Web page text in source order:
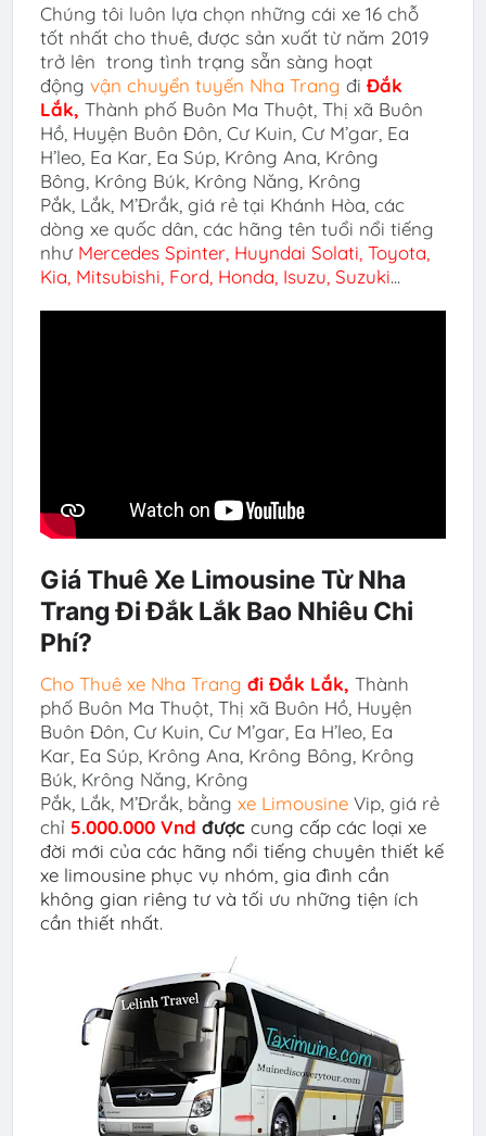
Chúng tôi luôn lựa chọn những cái xe 16 chỗ
tốt nhất cho thuê, được sản xuất từ năm 2019
trở lên trong tình trạng sẵn sàng hoạt
động vận chuyển tuyến Nha Trang đi Đắk
Lắk, Thành phố Buôn Ma Thuột, Thị xã Buôn
Hồ, Huyện Buôn Đôn, Cư Kuin, Cư M’gar, Ea
H’leo, Ea Kar, Ea Súp, Krông Ana, Krông
Bông, Krông Búk, Krông Năng, Krông
Pắk, Lắk, M’Đrắk, giá rẻ tại Khánh Hòa, các
dòng xe quốc dân, các hãng tên tuổi nổi tiếng
như Mercedes Spinter, Huyndai Solati, Toyota,
Kia, Mitsubishi, Ford, Honda, Isuzu, Suzuki...
Giá Thuê Xe Limousine Từ Nha
Trang Đi Đắk Lắk Bao Nhiêu Chi
Phí?
Cho Thuê xe Nha Trang đi Đắk Lắk, Thành
phố Buôn Ma Thuột, Thị xã Buôn Hồ, Huyện
Buôn Đôn, Cư Kuin, Cư M’gar, Ea H’leo, Ea
Kar, Ea Súp, Krông Ana, Krông Bông, Krông
Búk, Krông Năng, Krông
Pắk, Lắk, M’Đrắk bằng xe LimousineVip, giá rẻ
chỉ 5.000.000 Vnd đượccung cấp các loại xe
đời mới của các hãng nổi tiếng chuyên thiết kế
xe limousine phục vụ nhóm, gia đình cần
không gian riêng tư và tối ưu những tiện ích
cần thiết nhất.